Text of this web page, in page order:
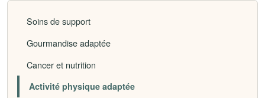
Soins de support
Gourmandise adaptée
Cancer et nutrition
Activité physique adaptée